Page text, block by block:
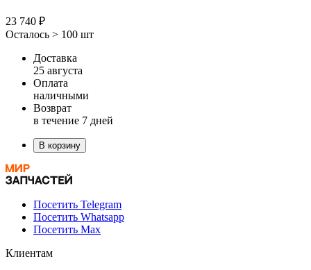
23 740 ₽
Осталось > 100 шт
Доставка
25 августа
Оплата
наличными
Возврат
в течение 7 дней
В корзину
Посетить Telegram
Посетить Whatsapp
Посетить Max
Клиентам